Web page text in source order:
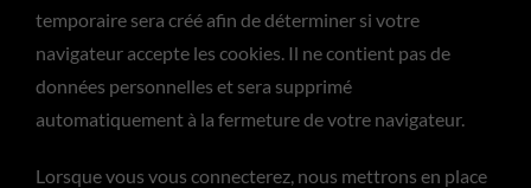
temporaire sera créé afin de déterminer si votre
navigateur accepte les cookies. Il ne contient pas de
données personnelles et sera supprimé
automatiquement à la fermeture de votre navigateur.
Lorsque vous vous connecterez, nous mettrons en place